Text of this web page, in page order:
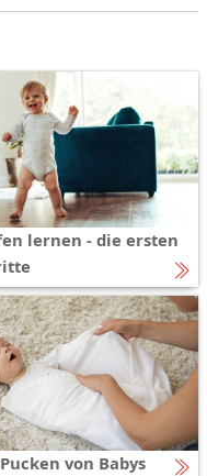
lernen - die ersten
von Babys